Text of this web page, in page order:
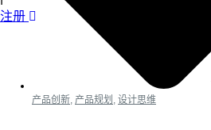
注册
产品创新 产品规划 设计思维